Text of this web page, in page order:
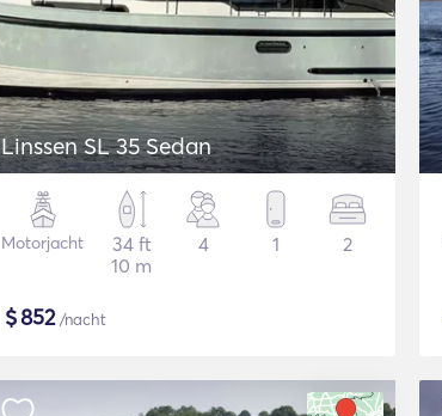
Linssen SL 35 Sedan
Motorjacht
34 ft
10 m
4 1 2
$852/nacht